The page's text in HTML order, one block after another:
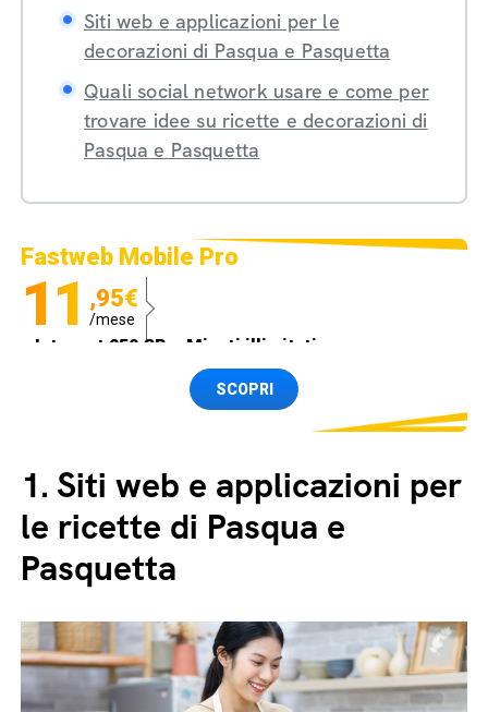
Siti web e applicazioni per le
decorazioni di Pasqua e Pasquetta
Quali social network usare e come per
trovare idee su ricette e decorazioni di
Pasqua e Pasquetta
Fastweb Mobile Pro
11 ,95€
/mese
Internet 250 GB e Minuti illimitati
Spedizione SIM GRATISSCOPRI
1. Siti web e applicazioni per
le ricette di Pasqua e
Pasquetta